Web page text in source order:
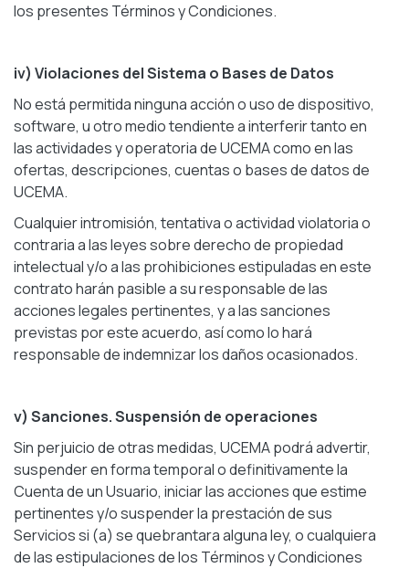
los presentes Términos y Condiciones.
iv) Violaciones del Sistema o Bases de Datos
No está permitida ninguna acción o uso de dispositivo,
software, u otro medio tendiente a interferir tanto en
las actividades y operatoria de UCEMA como en las
ofertas, descripciones, cuentas o bases de datos de
UCEMA.
Cualquier intromisión, tentativa o actividad violatoria o
contraria a las leyes sobre derecho de propiedad
intelectual y/o a las prohibiciones estipuladas en este
contrato harán pasible a su responsable de las
acciones legales pertinentes, y a las sanciones
previstas por este acuerdo, así como lo hará
responsable de indemnizar los daños ocasionados.
v) Sanciones. Suspensión de operaciones
Sin perjuicio de otras medidas, UCEMA podrá advertir,
suspender en forma temporal o definitivamente la
Cuenta de un Usuario, iniciar las acciones que estime
pertinentes y/o suspender la prestación de sus
Servicios si (a) se quebrantara alguna ley, o cualquiera
de las estipulaciones de los Términos y Condiciones